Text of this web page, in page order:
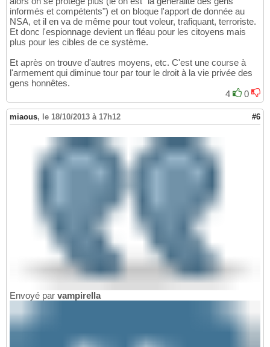
informés et compétents") et on bloque l'apport de donnée au
NSA, et il en va de même pour tout voleur, trafiquant, terroriste.
Et donc l'espionnage devient un fléau pour les citoyens mais
plus pour les cibles de ce système.
Et après on trouve d'autres moyens, etc. C'est une course à
l'armement qui diminue tour par tour le droit à la vie privée des
gens honnêtes.
4
0
miaous, le 18/10/2013 à 17h12 #6
Envoyé par vampirella